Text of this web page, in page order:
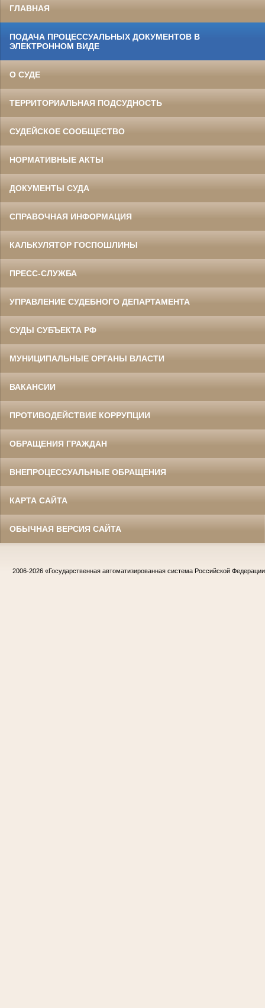
ГЛАВНАЯ
ПОДАЧА ПРОЦЕССУАЛЬНЫХ ДОКУМЕНТОВ В
ЭЛЕКТРОННОМ ВИДЕ
О СУДЕ
ТЕРРИТОРИАЛЬНАЯ ПОДСУДНОСТЬ
СУДЕЙСКОЕ СООБЩЕСТВО
НОРМАТИВНЫЕ АКТЫ
ДОКУМЕНТЫ СУДА
СПРАВОЧНАЯ ИНФОРМАЦИЯ
КАЛЬКУЛЯТОР ГОСПОШЛИНЫ
ПРЕСС-СЛУЖБА
УПРАВЛЕНИЕ СУДЕБНОГО ДЕПАРТАМЕНТА
СУДЫ СУБЪЕКТА РФ
МУНИЦИПАЛЬНЫЕ ОРГАНЫ ВЛАСТИ
ВАКАНСИИ
ПРОТИВОДЕЙСТВИЕ КОРРУПЦИИ
ОБРАЩЕНИЯ ГРАЖДАН
ВНЕПРОЦЕССУАЛЬНЫЕ ОБРАЩЕНИЯ
КАРТА САЙТА
ОБЫЧНАЯ ВЕРСИЯ САЙТА
2006-2026 «Государственная автоматизированная система Российской